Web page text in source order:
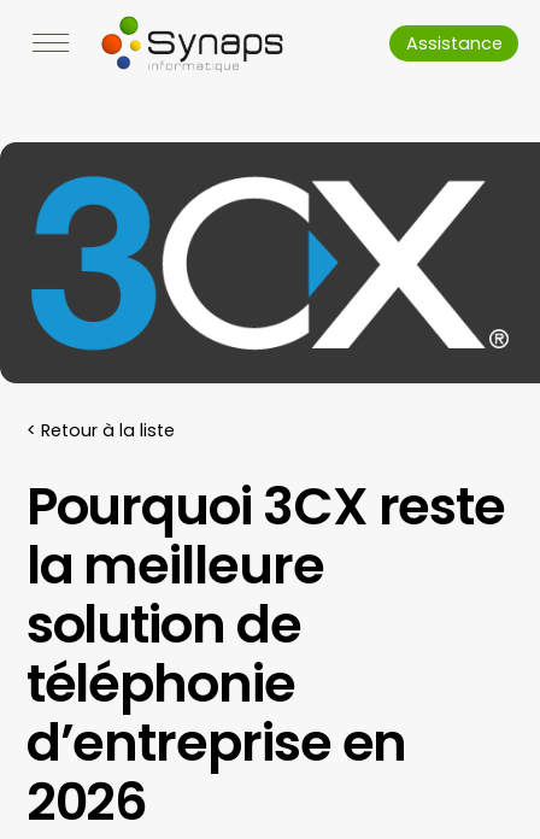
Assistance
< Retour à la liste
Pourquoi 3CX reste
la meilleure
solution de
téléphonie
d’entreprise en
2026